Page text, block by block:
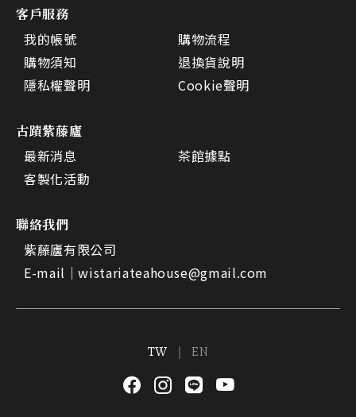
客戶服務
我的帳號
購物流程
購物須知
退換貨說明
隱私權聲明
Cookie聲明
古蹟紫藤廬
最新消息
茶館據點
客製化活動
聯絡我們
紫藤廬有限公司
E-mail｜wistariateahouse@gmail.com
TW EN